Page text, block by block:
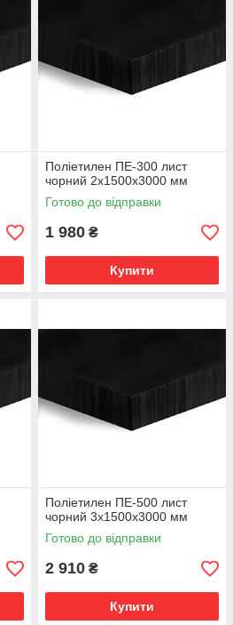
Поліетилен ПЕ-300 лист
чорний 2х1500х3000 мм
Готово до відправки
1 980 ₴
Купити
Поліетилен ПЕ-500 лист
чорний 3х1500х3000 мм
Готово до відправки
2 910 ₴
Купити